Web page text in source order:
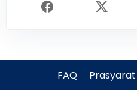
FAQ Prasyarat